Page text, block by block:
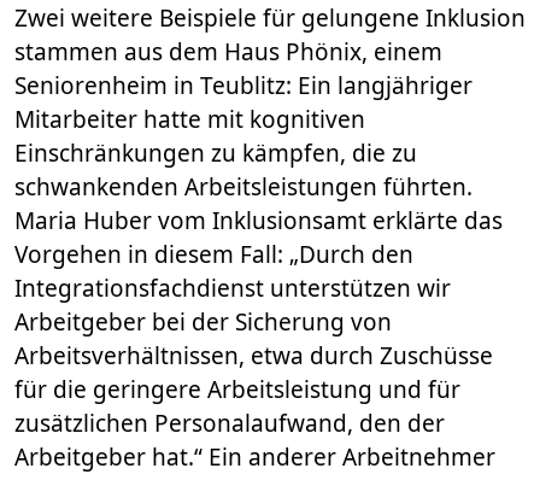
Zwei weitere Beispiele für gelungene Inklusion
stammen aus dem Haus Phönix, einem
Seniorenheim in Teublitz: Ein langjähriger
Mitarbeiter hatte mit kognitiven
Einschränkungen zu kämpfen, die zu
schwankenden Arbeitsleistungen führten.
Maria Huber vom Inklusionsamt erklärte das
Vorgehen in diesem Fall: „Durch den
Integrationsfachdienst unterstützen wir
Arbeitgeber bei der Sicherung von
Arbeitsverhältnissen, etwa durch Zuschüsse
für die geringere Arbeitsleistung und für
zusätzlichen Personalaufwand, den der
Arbeitgeber hat.“ Ein anderer Arbeitnehmer